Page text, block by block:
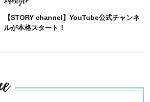
【STORY channel】YouTube公式チャンネ
ルが本格スタート！